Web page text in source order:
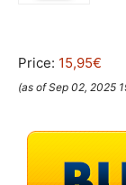
Price: 15,95€
(as of Sep 02, 2025